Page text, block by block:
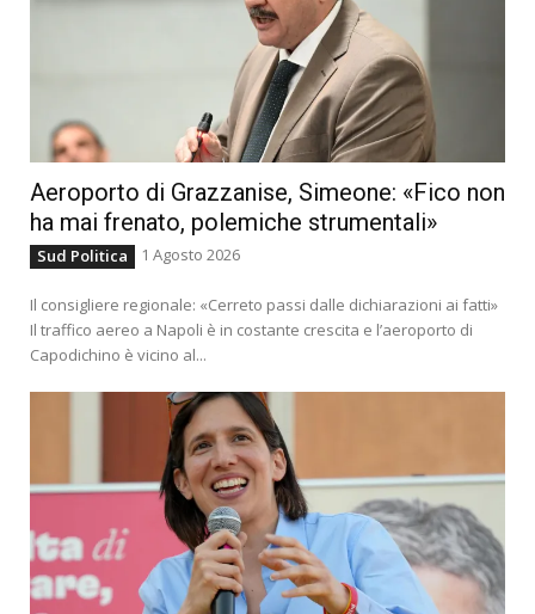
Aeroporto di Grazzanise, Simeone: «Fico non
ha mai frenato, polemiche strumentali»
Sud Politica 1 Agosto 2026
Il consigliere regionale: «Cerreto passi dalle dichiarazioni ai fatti»
Il traffico aereo a Napoli è in costante crescita e l’aeroporto di
Capodichino è vicino al...